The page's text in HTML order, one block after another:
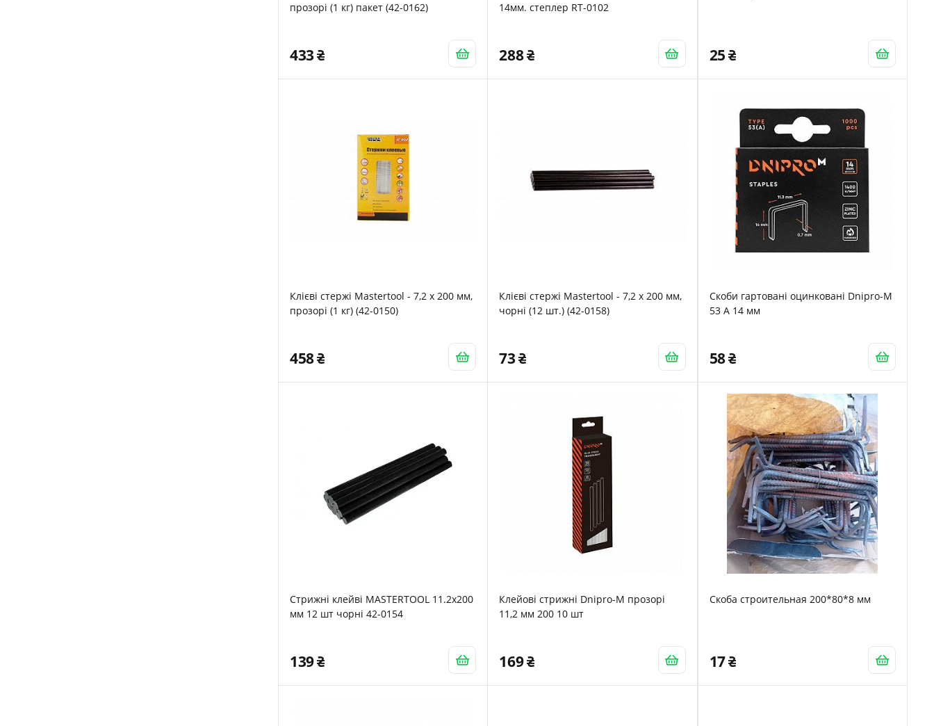
прозорі (1 кг) пакет (42-0162)
433
14мм. степлер RT-0102
288 25
Клієві стержі Mastertool - 7,2 х 200 мм,
прозорі (1 кг) (42-0150)
458
Клієві стержі Mastertool - 7,2 x 200 мм,
чорні (12 шт.) (42-0158)
73
Скоби гартовані оцинковані Dnipro-M
53 А 14 мм
58
Стрижні клейві MASTERTOOL 11.2х200
мм 12 шт чорні 42-0154
139
Клейові стрижні Dnipro-M прозорі
11,2 мм 200 10 шт
169
Скоба строительная 200*80*8 мм
17